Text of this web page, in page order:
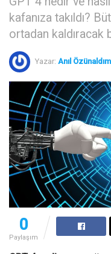
kafanıza takıldı?
ortadan kaldıracak
Yazar: Anıl Özünaldım
0
Paylaşım